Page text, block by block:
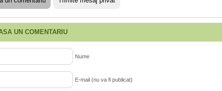
UN COMENTARIU
Nume
E-mail (nu va fi publicat)